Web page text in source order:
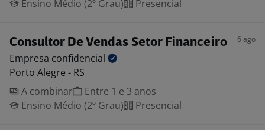
Ensino Médio (2º Grau) Presencial
Consultor De Vendas Setor Financeiro 6 ago
Empresa confidencial
Porto Alegre - RS
A combinar
Entre 1 e 3 anos
Ensino Médio (2º Grau)
Presencial